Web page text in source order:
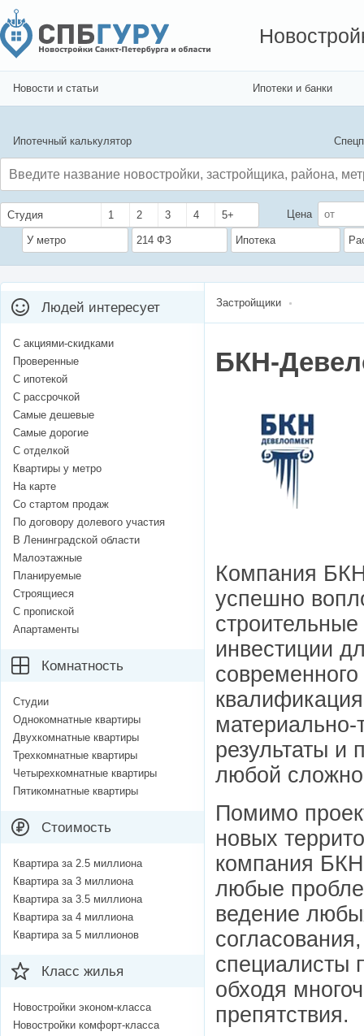
Новости и статьи Ипотеки и банки
Ипотечный калькулятор
Студия 1 2 3 4 5+ Цена
У метро 214 ФЗ Ипотека
Застройщики
БКН-
Компания
успешно
инвестиции
материально-
результаты и
любой
Помимо
новых
компания
любые
ведение
специалисты
обходя
препятствия.
Людей интересует
С акциями-скидками
Проверенные
С ипотекой
С рассрочкой
Самые дешевые
Самые дорогие
С отделкой
Квартиры у метро
На карте
Со стартом продаж
По договору долевого участия
В Ленинградской области
Малоэтажные
Планируемые
Строящиеся
С пропиской
Апартаменты
Комнатность
Студии
Однокомнатные квартиры
Двухкомнатные квартиры
Трехкомнатные квартиры
Четырехкомнатные квартиры
Пятикомнатные квартиры
Стоимость
Квартира за 2.5 миллиона
Квартира за 3 миллиона
Квартира за 3.5 миллиона
Квартира за 4 миллиона
Квартира за 5 миллионов
Класс жилья
Новостройки эконом-класса
Новостройки комфорт-класса